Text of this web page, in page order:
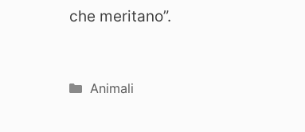
che meritano”.
Categorie
Animali